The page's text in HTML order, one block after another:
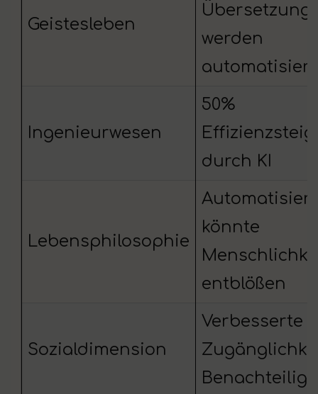
Geistesleben
werden
automatisiert
Ingenieurwesen
50%
durch KI
Lebensphilosophie
könnte
entblößen
Sozialdimension
Verbesserte